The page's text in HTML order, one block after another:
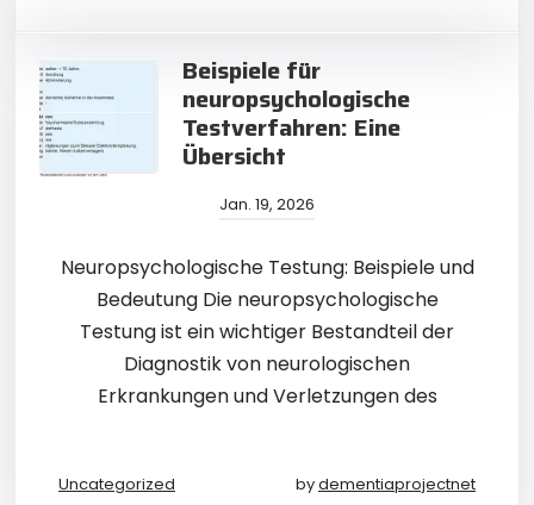
Beispiele für
neuropsychologische
Testverfahren: Eine
Übersicht
Jan. 19, 2026
Neuropsychologische Testung: Beispiele und
Bedeutung Die neuropsychologische
Testung ist ein wichtiger Bestandteil der
Diagnostik von neurologischen
Erkrankungen und Verletzungen des
Uncategorized bydementiaprojectnet